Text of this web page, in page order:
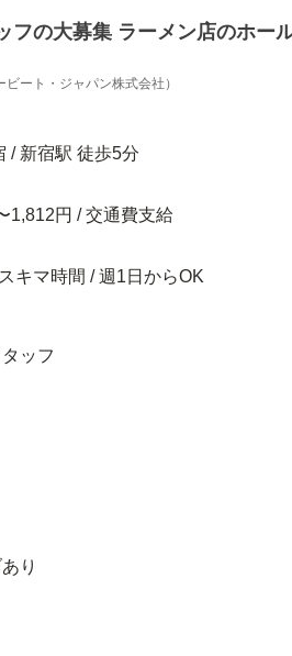
フの大募集 ラーメン店のホー
ート・ジャパン株式会社）
/ 新宿駅 徒歩5分
1,812円 / 交通費支給
キマ時間 / 週1日からOK
ッフ
り